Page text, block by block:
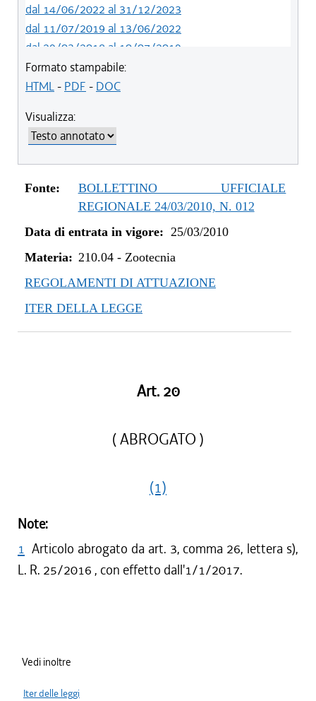
dal 14/06/2022 al 31/12/2023
dal 11/07/2019 al 13/06/2022
dal 29/03/2018 al 10/07/2019
dal 27/07/2017 al 28/03/2018
dal 01/01/2017 al 26/07/2017
dal 25/03/2010 al 02/07/2014
Formato stampabile:
HTML- PDF - DOC
Visualizza:
Fonte:
BOLLETTINO UFFICIALE
REGIONALE 24/03/2010, N. 012
Data di entrata in vigore: 25/03/2010
Materia: 210.04- Zootecnia
REGOLAMENTI DI ATTUAZIONE
ITER DELLA LEGGE
Art. 20
( ABROGATO )
(1)
Note:
1 Articolo abrogato da art. 3, comma 26, lettera s),
L. R. 25/2016 , con effetto dall'1/1/2017.
Vedi inoltre
Iter delle leggi